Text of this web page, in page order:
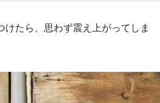
たら、思わず震え上がってしま